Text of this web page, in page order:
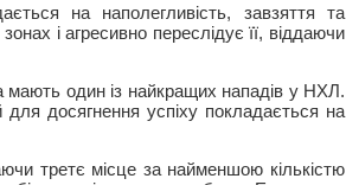
на наполегливість, завзяття та
і агресивно переслідує її, віддаючи
мають один із найкращих нападів у НХЛ.
досягнення успіху покладається на
третє місце за найменшою кількістю